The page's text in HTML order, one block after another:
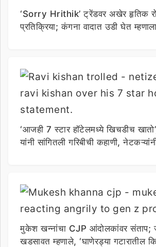
‘Sorry Hrithik’ ट्रेंडवर अखेर हृतिक
प्रतिक्रिया; कंगना वादात उडी घेत
‘आजही 7 स्टार हॉटेलमध्ये खिचडीच
यांनी सांगितली गरिबीची कहाणी,
मुकेश खन्नांचा CJP आंदोलकांवर संताप;
खडसावत म्हणाले, ‘घाणेरड्या गटारातील